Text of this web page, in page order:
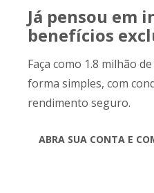
Já pensou em
benefícios
Faça como 1.8 milhão
forma simples, com
rendimento seguro.
ABRA SUA CONTA E